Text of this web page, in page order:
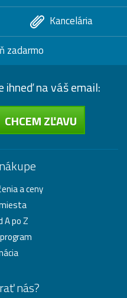
Kancelária
zadarmo
ihneď na váš email:
CHCEM ZĽAVU
a ceny
A po Z
nás?